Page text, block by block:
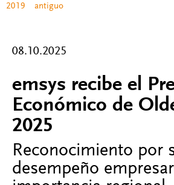
2019
antiguo
08.10.2025
emsys recibe el
Económico de
2025
Reconocimiento por
desempeño